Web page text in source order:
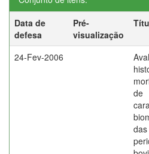
Data de
defesa
Pré-
visualização
24-Fev-2006
de